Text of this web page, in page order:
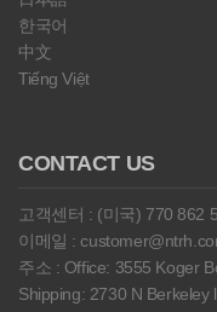
한국어
中文
Tiếng Việt
CONTACT US
고객센터 : (미국) 770 862
이메일 :
주소 : Office: 3555 Koger
Shipping: 2730 N Berkeley